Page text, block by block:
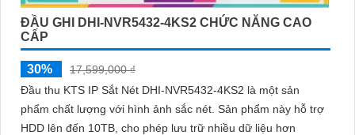
ĐẦU GHI DHI-NVR5432-4KS2 CHỨC NĂNG CAO
CẤP
30%
17,599,000 ₫
Đầu thu KTS IP Sắt Nét DHI-NVR5432-4KS2 là một sản
phẩm chất lượng với hình ảnh sắc nét. Sản phẩm này hỗ trợ
HDD lên đến 10TB, cho phép lưu trữ nhiều dữ liệu hơn